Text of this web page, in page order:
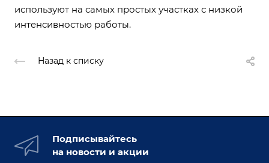
используют на самых простых участках с низкой
интенсивностью работы.
Назад к списку
Подписывайтесь
на новости и акции